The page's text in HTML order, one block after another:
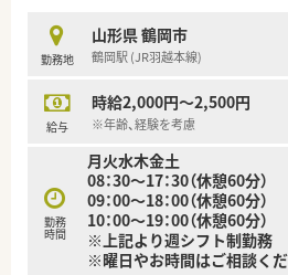
全社合同勉強会など、知識向上の
力を入れています。
＜ 企業について ＞
■1999年に創業し、山形県新庄市
山形県には現在20店舗ございます。
■店舗展開が、門前薬局から敷地内
偏りなく様々な店舗で経験を積む
まんべんなくスキルを身に着ける
＜ 薬局について ＞
勤務地
山形県 鶴岡市
鶴岡駅 (JR羽越本線)
給与
時給2,000円～2,500円
※年齢、経験を考慮
勤務
時間
月火水木金土
08：30～17：30（休憩60分）
09：00～18：00（休憩60分）
10：00～19：00（休憩60分）
※上記より週シフト制勤務
※曜日やお時間はご相談く